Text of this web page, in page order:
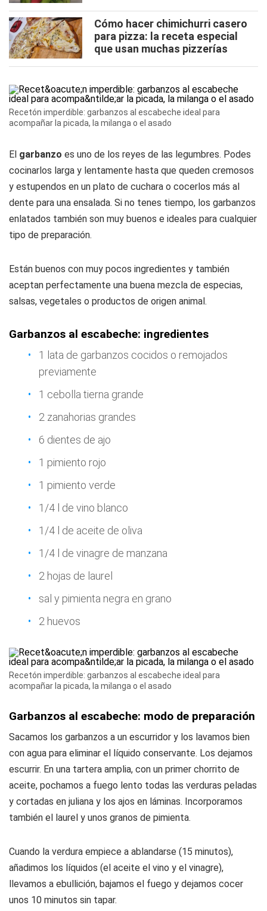
Cómo hacer chimichurri casero
para pizza: la receta especial
que usan muchas pizzerías
Recetón imperdible: garbanzos al escabeche ideal para
acompañar la picada, la milanga o el asado
El garbanzo es uno de los reyes de las legumbres. Podes
cocinarlos larga y lentamente hasta que queden cremosos
y estupendos en un plato de cuchara o cocerlos más al
dente para una ensalada. Si no tenes tiempo, los garbanzos
enlatados también son muy buenos e ideales para cualquier
tipo de preparación.
Están buenos con muy pocos ingredientes y también
aceptan perfectamente una buena mezcla de especias,
salsas, vegetales o productos de origen animal.
Garbanzos al escabeche: ingredientes
1 lata de garbanzos cocidos o remojados
previamente
1 cebolla tierna grande
2 zanahorias grandes
6 dientes de ajo
1 pimiento rojo
1 pimiento verde
1/4 l de vino blanco
1/4 l de aceite de oliva
1/4 l de vinagre de manzana
2 hojas de laurel
sal y pimienta negra en grano
2 huevos
Recetón imperdible: garbanzos al escabeche ideal para
acompañar la picada, la milanga o el asado
Garbanzos al escabeche: modo de preparación
Sacamos los garbanzos a un escurridor y los lavamos bien
con agua para eliminar el líquido conservante. Los dejamos
escurrir. En una tartera amplia, con un primer chorrito de
aceite, pochamos a fuego lento todas las verduras peladas
y cortadas en juliana y los ajos en láminas. Incorporamos
también el laurel y unos granos de pimienta.
Cuando la verdura empiece a ablandarse (15 minutos),
añadimos los líquidos (el aceite el vino y el vinagre),
llevamos a ebullición, bajamos el fuego y dejamos cocer
unos 10 minutos sin tapar.